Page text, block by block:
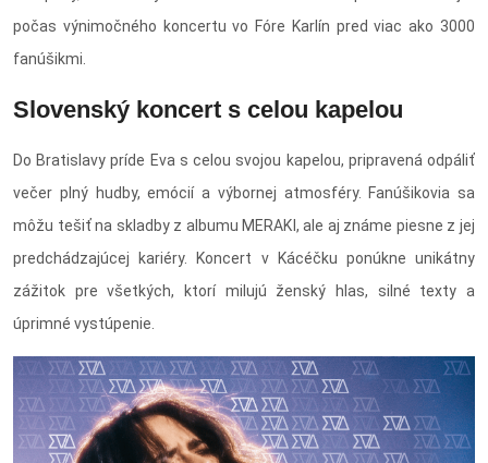
počas výnimočného koncertu vo Fóre Karlín pred viac ako 3000
fanúšikmi.
Slovenský koncert s celou kapelou
Do Bratislavy príde Eva s celou svojou kapelou, pripravená odpáliť
večer plný hudby, emócií a výbornej atmosféry. Fanúšikovia sa
môžu tešiť na skladby z albumu MERAKI, ale aj známe piesne z jej
predchádzajúcej kariéry. Koncert v Kácéčku ponúkne unikátny
zážitok pre všetkých, ktorí milujú ženský hlas, silné texty a
úprimné vystúpenie.